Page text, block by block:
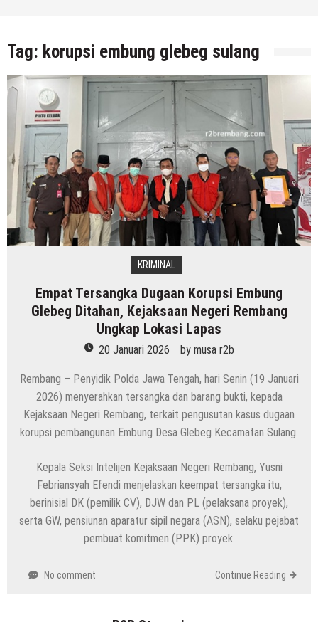
Tag: korupsi embung glebeg sulang
KRIMINAL
Empat Tersangka Dugaan Korupsi Embung
Glebeg Ditahan, Kejaksaan Negeri Rembang
Ungkap Lokasi Lapas
20 Januari 2026 by musa r2b
Rembang – Penyidik Polda Jawa Tengah, hari Senin (19 Januari
2026) menyerahkan tersangka dan barang bukti, kepada
Kejaksaan Negeri Rembang, terkait pengusutan kasus dugaan
korupsi pembangunan Embung Desa Glebeg Kecamatan Sulang.
Kepala Seksi Intelijen Kejaksaan Negeri Rembang, Yusni
Febriansyah Efendi menjelaskan keempat tersangka itu,
berinisial DK (pemilik CV), DJW dan PL (pelaksana proyek),
serta GW, pensiunan aparatur sipil negara (ASN), selaku pejabat
pembuat komitmen (PPK) proyek.
No comment Continue Reading